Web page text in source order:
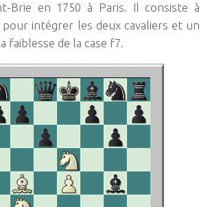
Brie en 1750 à Paris. Il consiste à
pour intégrer les deux cavaliers et un
faiblesse de la case f7.